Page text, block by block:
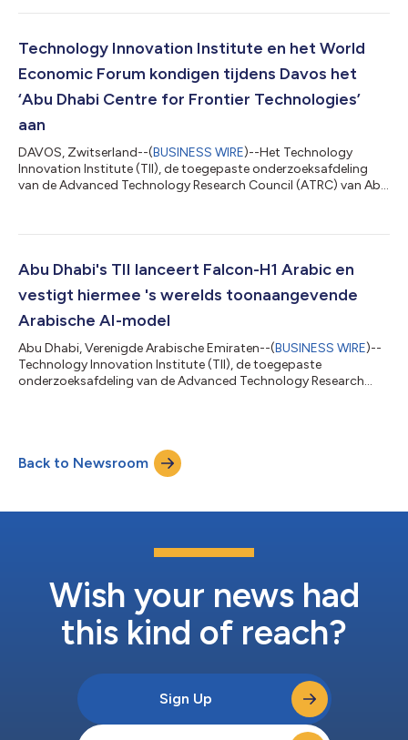
toenemende operationele complexiteit en druk om snellere,
ontworpen om gefragmenteerde inlichtingen-, sensor- en
operationele gegevens om te zetten in realtime beslis...
Technology Innovation Institute en het World
Economic Forum kondigen tijdens Davos het
‘Abu Dhabi Centre for Frontier Technologies’
aan
DAVOS, Zwitserland--(BUSINESS WIRE)--Het Technology
Innovation Institute (TII), de toegepaste onderzoeksafdeling
van de Advanced Technology Research Council (ATRC) van Abu
Technologies, een nieuw centrum binnen het prestigieuze
Network van het WEF. De samenwerking werd formeel
Abu Dhabi's TII lanceert Falcon-H1 Arabic en
vestigt hiermee 's werelds toonaangevende
Arabische AI-model
Abu Dhabi, Verenigde Arabische Emiraten--(BUSINESS WIRE)--
Technology Innovation Institute (TII), de toegepaste
onderzoeksafdeling van de Advanced Technology Research
nieuwe model vertegenwoordigt een volledige afwijking van
eerdere op transformers gebaseerde versies en vestigt zich als
het best presterende systeem op de Open Ar...
Back to Newsroom
Wish your news had
this kind of reach?
Sign Up